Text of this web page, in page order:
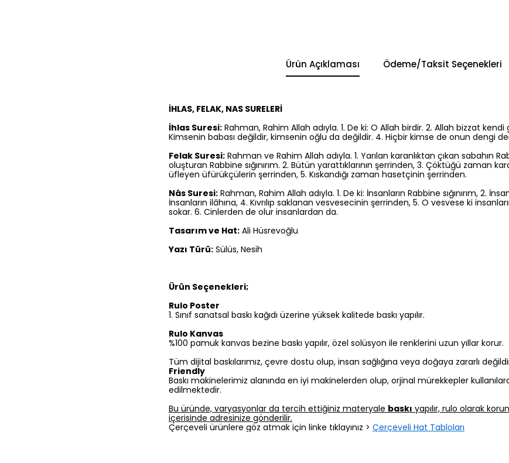
Ürün Açıklaması Ödeme/Taksit Seçenekleri
İHLAS, FELAK, NAS SURELERİ
İhlas Suresi: Rahman, Rahim Allah adıyla. 1. De ki: O Allah birdir. 2. Allah bizzat
Kimsenin babası değildir, kimsenin oğlu da değildir. 4. Hiçbir kimse de onun dengi
Felak Suresi: Rahman ve Rahim Allah adıyla. 1. Yarılan karanlıktan çıkan sabahın
oluşturan Rabbine sığınırım. 2. Bütün yarattıklarının şerrinden, 3. Çöktüğü zaman
üfleyen üfürükçülerin şerrinden, 5. Kıskandığı zaman hasetçinin şerrinden.
Nâs Suresi: Rahman, Rahim Allah adıyla. 1. De ki: İnsanların Rabbine sığınırım, 2.
İnsanların ilâhına, 4. Kıvrılıp saklanan vesvesecinin şerrinden, 5. O vesvese ki
sokar. 6. Cinlerden de olur insanlardan da.
Tasarım ve Hat: Ali Hüsrevoğlu
Yazı Türü: Sülüs, Nesih
Ürün Seçenekleri;
Rulo Poster
1.⁠ ⁠Sınıf sanatsal baskı kağıdı üzerine yüksek kalitede baskı yapılır.
Rulo Kanvas
%100 pamuk kanvas bezine baskı yapılır, özel solüsyon ile renklerini uzun yıllar korur.
Tüm dijital baskılarımız, çevre dostu olup, insan sağlığına veya doğaya zararlı
Friendly
Baskı makinelerimiz alanında en iyi makinelerden olup, orjinal mürekkepler
edilmektedir.
Bu üründe, varyasyonlar da tercih ettiğiniz materyale baskı yapılır, rulo olarak
içerisinde adresinize gönderilir.
Çerçeveli ürünlere göz atmak için linke tıklayınız > Çerçeveli Hat Tabloları